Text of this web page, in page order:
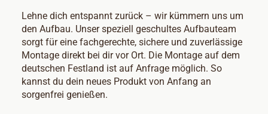
Lehne dich entspannt zurück – wir kümmern uns um
den Aufbau. Unser speziell geschultes Aufbauteam
sorgt für eine fachgerechte, sichere und zuverlässige
Montage direkt bei dir vor Ort. Die Montage auf dem
deutschen Festland ist auf Anfrage möglich. So
kannst du dein neues Produkt von Anfang an
sorgenfrei genießen.